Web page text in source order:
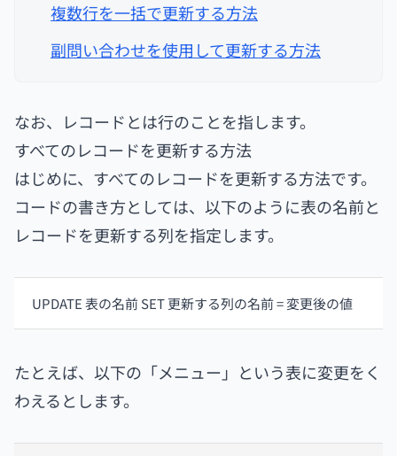
複数行を一括で更新する方法
副問い合わせを使用して更新する方法
なお、レコードとは行のことを指します。
すべてのレコードを更新する方法
はじめに、すべてのレコードを更新する方法です。
コードの書き方としては、以下のように表の名前と
レコードを更新する列を指定します。
UPDATE 表の名前 SET 更新する列の名前 = 変更後の値
たとえば、以下の「メニュー」という表に変更をく
わえるとします。